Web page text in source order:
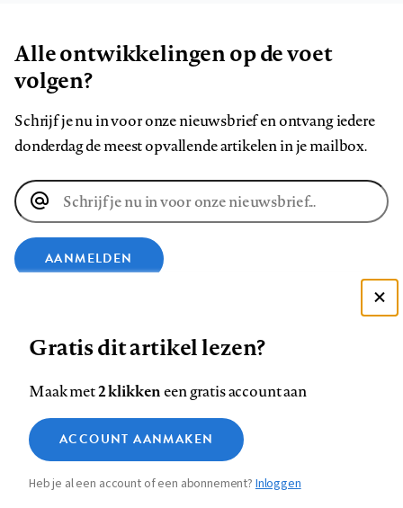
Alle ontwikkelingen op de voet
volgen?
Schrijf je nu in voor onze nieuwsbrief en ontvang iedere
donderdag de meest opvallende artikelen in je mailbox.
E-
mailadres
AANMELDEN
ons
op
Facebook
ons
op
LinkedIn
ons
op
Bluesky
ons
op
Instagram
ons
YouTube
ons
Footer
navigation
Contact Colofon Disclaimer Privacy
Medische vragen verdienen
betrouwbare antwoorden
Zie onze cookie policy
Analytische cookies
Marketing cookies
Gratis dit artikel lezen?
Maak met2 klikkeneen gratis account aan
ACCOUNT AANMAKEN
Heb je al een account of een abonnement?Inloggen